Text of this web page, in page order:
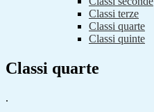
Classi terze
Classi quarte
Classi quinte
Classi quarte
.